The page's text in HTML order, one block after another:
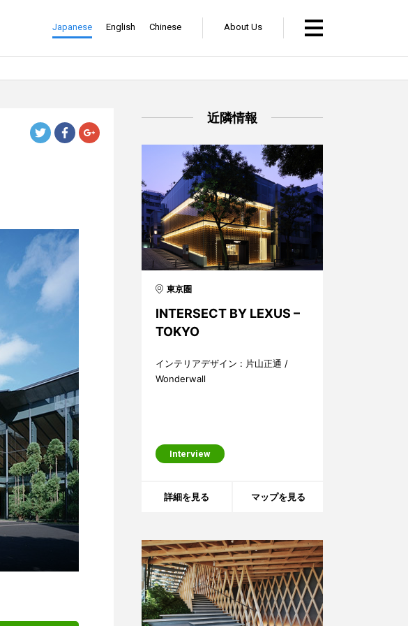
About Us
Japanese English Chinese
エントランスホール ©藤塚光政
近隣情報
東京圏
INTERSECT BY LEXUS –
TOKYO
インテリアデザイン : 片山正通 /
Wonderwall
Interview
詳細を見る マップを見る